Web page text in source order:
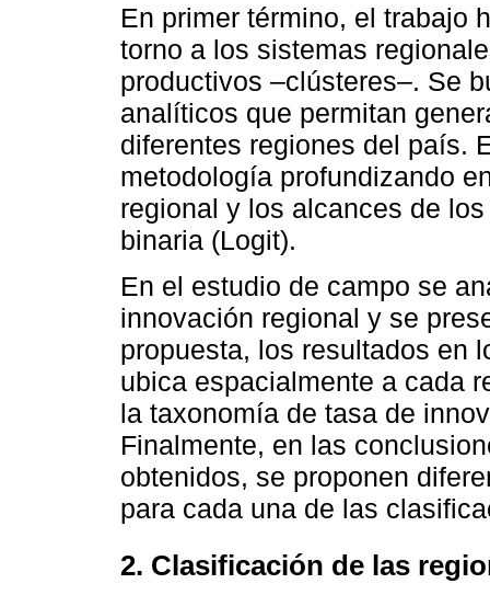
En primer término, el trabajo
torno a los sistemas
productivos –clústeres–. Se
analíticos que permitan
diferentes regiones del país.
metodología profundizando
regional y los alcances de
binaria (Logit).
En el estudio de campo se
innovación regional y se
propuesta, los resultados en
ubica espacialmente a cada
la taxonomía de tasa de
Finalmente, en las
obtenidos, se proponen
para cada una de las
2. Clasificación de las